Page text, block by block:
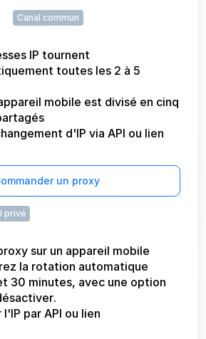
Canal commun
IP tournent
toutes les 2 à 5
mobile est divisé en cinq
d'IP via API ou lien
un proxy
privé
sur un appareil mobile
la rotation automatique
30 minutes, avec une option
l'IP par API ou lien